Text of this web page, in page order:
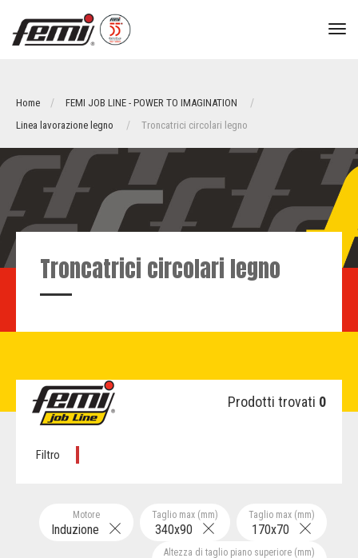
Home
FEMI JOB LINE - POWER TO IMAGINATION
Linea lavorazione legno
Troncatrici circolari legno
Troncatrici circolari legno
Prodotti trovati 0
Filtro
Taglio max (mm)
170x70
Taglio max (mm)
340x90
Motore
Induzione
Altezza di taglio piano superiore (mm)